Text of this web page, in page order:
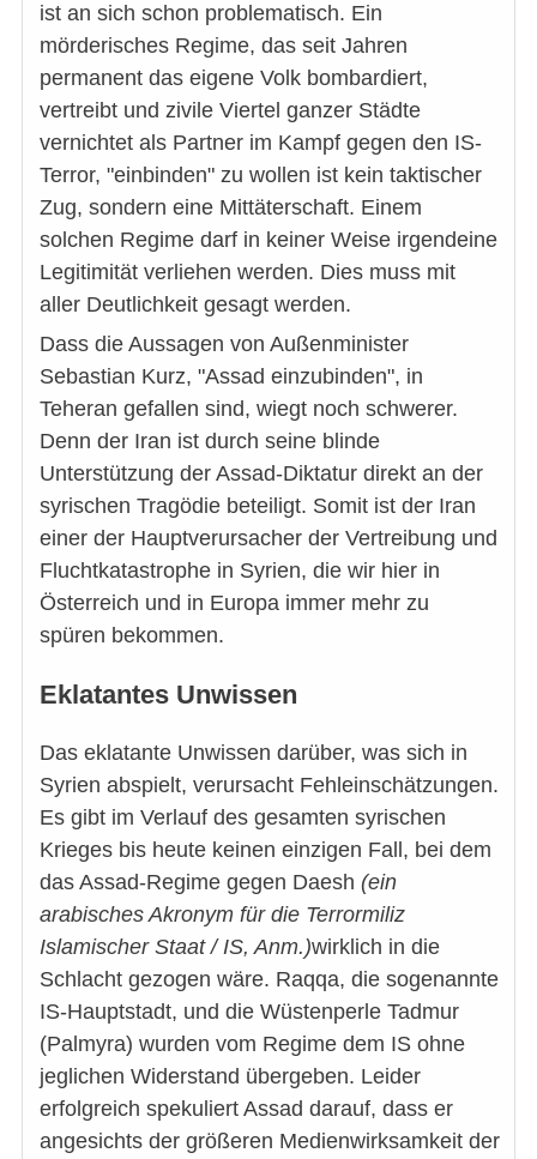
ist an sich schon problematisch. Ein
mörderisches Regime, das seit Jahren
permanent das eigene Volk bombardiert,
vertreibt und zivile Viertel ganzer Städte
vernichtet als Partner im Kampf gegen den IS-
Terror, "einbinden" zu wollen ist kein taktischer
Zug, sondern eine Mittäterschaft. Einem
solchen Regime darf in keiner Weise irgendeine
Legitimität verliehen werden. Dies muss mit
aller Deutlichkeit gesagt werden.
Dass die Aussagen von Außenminister
Sebastian Kurz, "Assad einzubinden", in
Teheran gefallen sind, wiegt noch schwerer.
Denn der Iran ist durch seine blinde
Unterstützung der Assad-Diktatur direkt an der
syrischen Tragödie beteiligt. Somit ist der Iran
einer der Hauptverursacher der Vertreibung und
Fluchtkatastrophe in Syrien, die wir hier in
Österreich und in Europa immer mehr zu
spüren bekommen.
Eklatantes Unwissen
Das eklatante Unwissen darüber, was sich in
Syrien abspielt, verursacht Fehleinschätzungen.
Es gibt im Verlauf des gesamten syrischen
Krieges bis heute keinen einzigen Fall, bei dem
das Assad-Regime gegen Daesh (ein
arabisches Akronym für die Terrormiliz
Islamischer Staat / IS, Anm.)wirklich in die
Schlacht gezogen wäre. Raqqa, die sogenannte
IS-Hauptstadt, und die Wüstenperle Tadmur
(Palmyra) wurden vom Regime dem IS ohne
jeglichen Widerstand übergeben. Leider
erfolgreich spekuliert Assad darauf, dass er
angesichts der größeren Medienwirksamkeit der